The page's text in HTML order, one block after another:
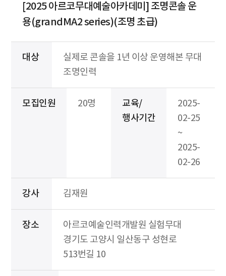
[2025 아르코무대예술아카데미] 조명콘솔 운
용(grandMA2 series)(조명 초급)
대상
실제로 콘솔을 1년 이상 운영해본 무대
조명인력
모집인원 20명
교육/
행사기간
2025-
02-25
~
2025-
02-26
강사 김재원
장소
아르코예술인력개발원 실험무대
경기도 고양시 일산동구 성현로
513번길 10